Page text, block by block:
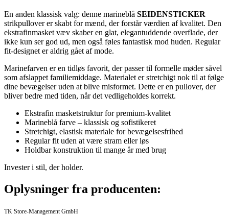
En anden klassisk valg: denne marineblå SEIDENSTICKER
strikpullover er skabt for mænd, der forstår værdien af kvalitet. Den
ekstrafinmasket væv skaber en glat, elegantuddende overflade, der
ikke kun ser god ud, men også føles fantastisk mod huden. Regular
fit-designet er aldrig gået af mode.
Marinefarven er en tidløs favorit, der passer til formelle møder såvel
som afslappet familiemiddage. Materialet er stretchigt nok til at følge
dine bevægelser uden at blive misformet. Dette er en pullover, der
bliver bedre med tiden, når det vedligeholdes korrekt.
Ekstrafin masketstruktur for premium-kvalitet
Marineblå farve – klassisk og sofistikeret
Stretchigt, elastisk materiale for bevægelsesfrihed
Regular fit uden at være stram eller løs
Holdbar konstruktion til mange år med brug
Invester i stil, der holder.
Oplysninger fra producenten:
TK Store-Management GmbH